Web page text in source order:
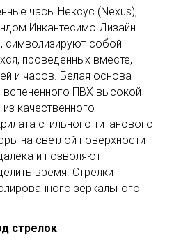
часы Нексус (Nexus),
Инкантесимо Дизайн
символизируют собой
проведенных вместе,
и часов. Белая основа
вспененного ПВХ высокой
из качественного
стильного титанового
на светлой поверхности
и позволяют
время. Стрелки
зеркального
стрелок